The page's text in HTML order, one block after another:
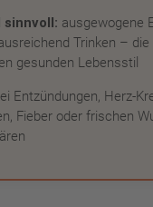
sinnvoll: ausgewogene
Trinken –
gesunden Lebensstil
Entzündungen, Herz-
Fieber oder frischen